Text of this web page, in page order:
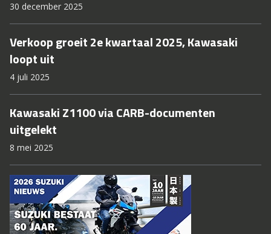
30 december 2025
Verkoop groeit 2e kwartaal 2025, Kawasaki
loopt uit
4 juli 2025
Kawasaki Z1100 via CARB-documenten
uitgelekt
8 mei 2025